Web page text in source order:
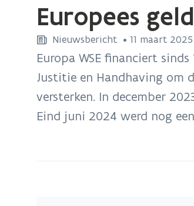
bevindt
Europees
Europees
Nieuwsbericht • 11 maart 2025
Europa WSE financiert
Justitie en Handhaving om
versterken. In december
Eind juni 2024 werd nog